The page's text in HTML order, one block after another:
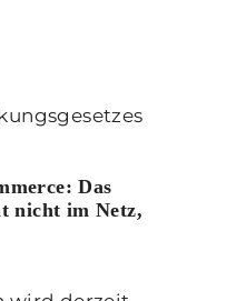
Das
nicht im Netz,